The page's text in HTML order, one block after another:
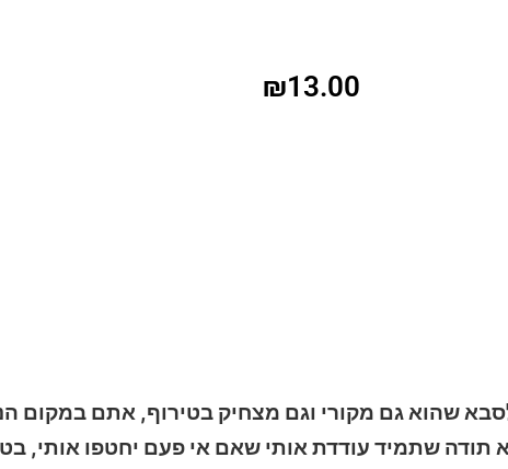
₪13.00
שהוא גם מקורי וגם מצחיק בטירוף, אתם במקום